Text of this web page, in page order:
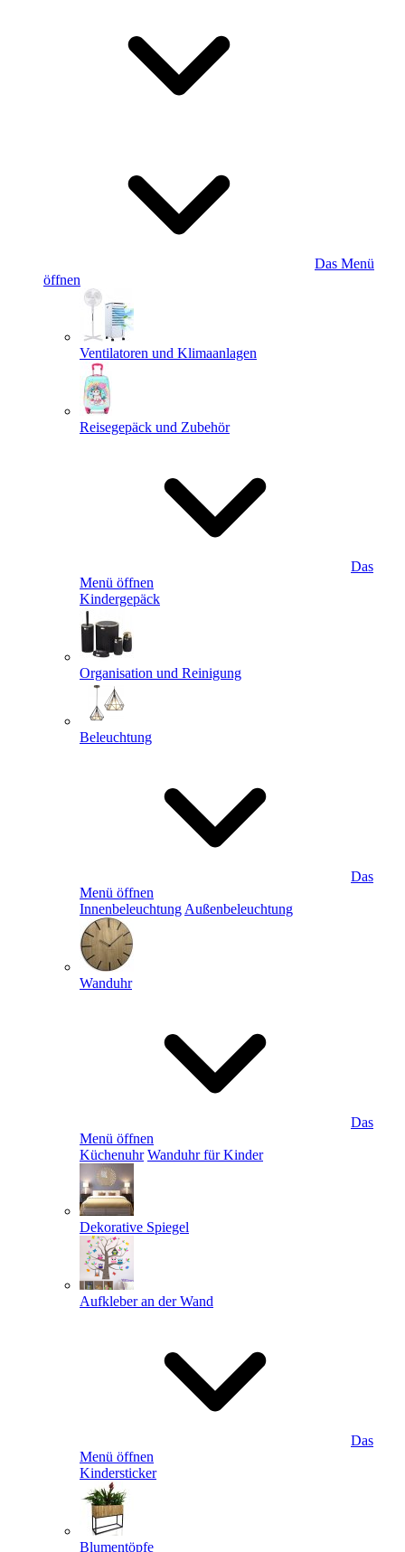
Das Menü
öffnen
Ventilatoren und Klimaanlagen
Reisegepäck und Zubehör
Das
Menü öffnen
Kindergepäck
Organisation und Reinigung
Beleuchtung
Das
Menü öffnen
Innenbeleuchtung Außenbeleuchtung
Wanduhr
Das
Menü öffnen
Küchenuhr Wanduhr für Kinder
Dekorative Spiegel
Aufkleber an der Wand
Das
Menü öffnen
Kindersticker
Blumentöpfe